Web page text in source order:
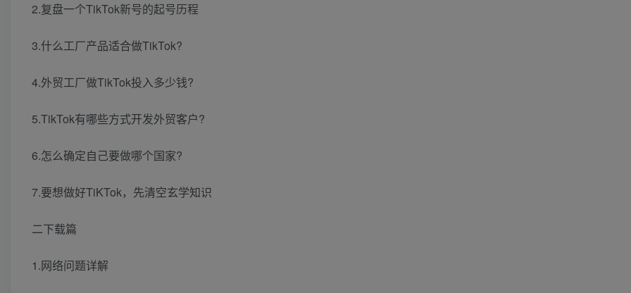
2.复盘一个TikTok新号的起号历程
3.什么工厂产品适合做TikTok?
4.外贸工厂做TikTok投入多少钱?
5.TikTok有哪些方式开发外贸客户?
6.怎么确定自己要做哪个国家?
7.要想做好TiKTok，先清空玄学知识
二下载篇
1.网络问题详解